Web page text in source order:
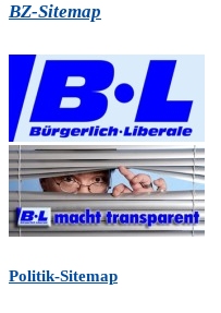
BZ-Sitemap
Politik-Sitemap